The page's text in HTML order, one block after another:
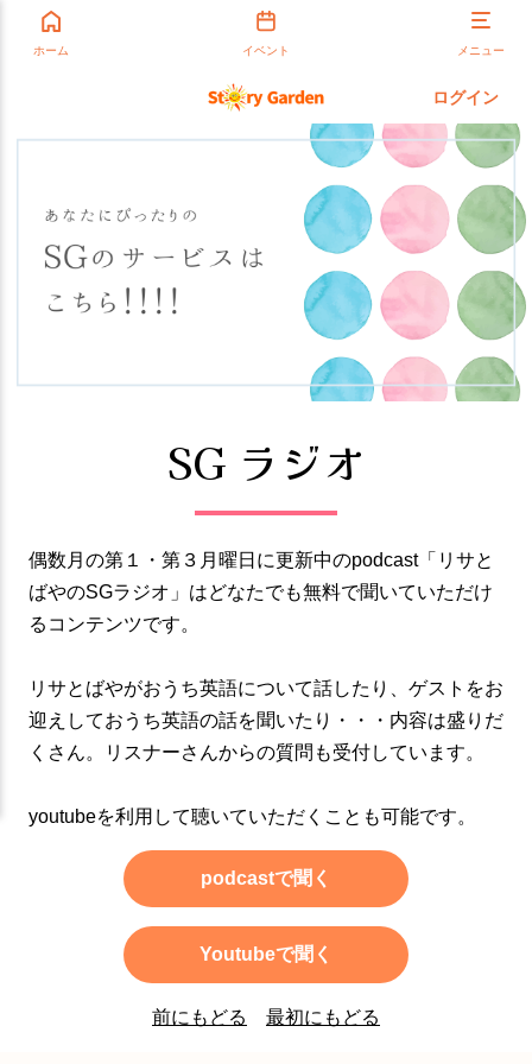
ホーム イベント メニュー
ログイン
SG ラジオ
偶数月の第１・第３月曜日に更新中のpodcast「リサと
ばやのSGラジオ」はどなたでも無料で聞いていただけ
るコンテンツです。
リサとばやがおうち英語について話したり、ゲストをお
迎えしておうち英語の話を聞いたり・・・内容は盛りだ
くさん。リスナーさんからの質問も受付しています。
youtubeを利用して聴いていただくことも可能です。
podcastで聞く
Youtubeで聞く
前にもどる 最初にもどる